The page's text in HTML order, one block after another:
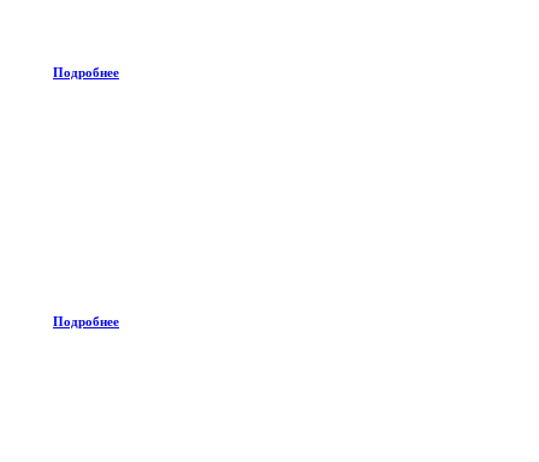
Подробнее
Подробнее